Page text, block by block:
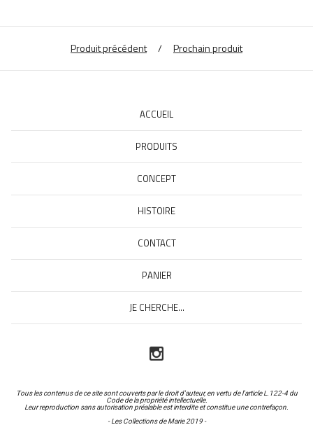
Produit précédent Prochain produit
ACCUEIL
PRODUITS
CONCEPT
HISTOIRE
CONTACT
PANIER
JE CHERCHE...
Tous les contenus de ce site sont couverts par le droit d'auteur, en vertu de l'article L.122-4 du
Code de la propriété intellectuelle.
Leur reproduction sans autorisation préalable est interdite et constitue une contrefaçon.
- Les Collections de Marie 2019 -